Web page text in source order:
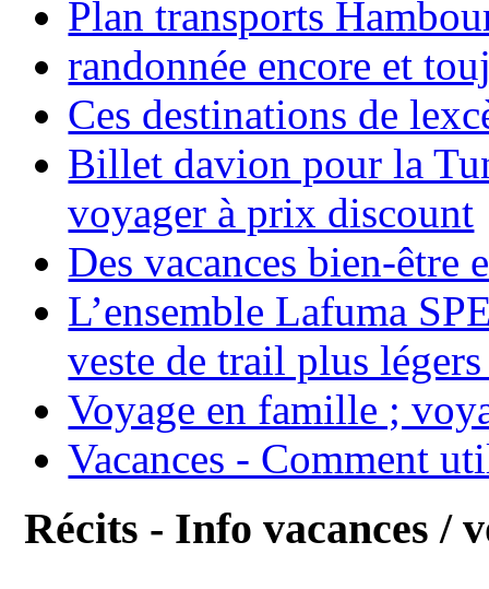
Plan transports
randonnée encore et
Ces destinations de
Billet davion pour la
voyager à prix discount
Des vacances bien-être
L’ensemble Lafuma
veste de trail plus
Voyage en famille ;
Vacances - Comment
Récits - Info vacances /